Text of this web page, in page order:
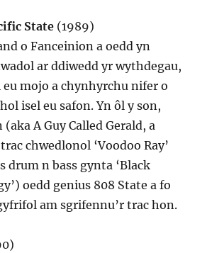
State (1989)
o Fanceinion a oedd yn
ar ddiwedd yr wythdegau,
mojo a chynhyrchu nifer o
isel eu safon. Yn ôl y son,
A Guy Called Gerald, a
chwedlonol ‘Voodoo Ray’
drum n bass gynta ‘Black
oedd genius 808 State a fo
am sgrifennu’r trac hon.